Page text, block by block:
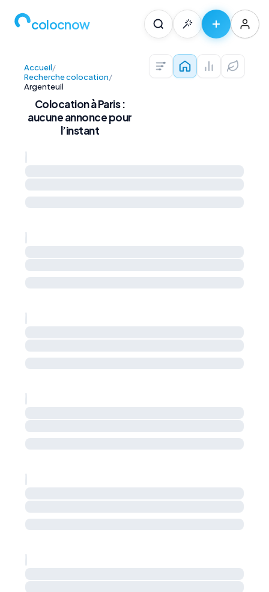
colocnow
Colocations —
Prix au m² et
Accueil/
Recherche colocation/
Argenteuil
Colocation à Paris :
aucune annonce pour
l’instant